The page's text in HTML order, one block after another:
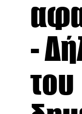
-
του